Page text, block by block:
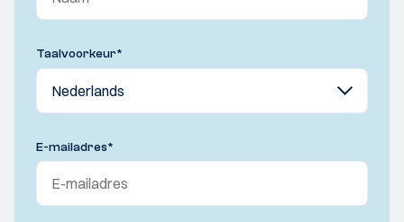
Taalvoorkeur*
E-mailadres*